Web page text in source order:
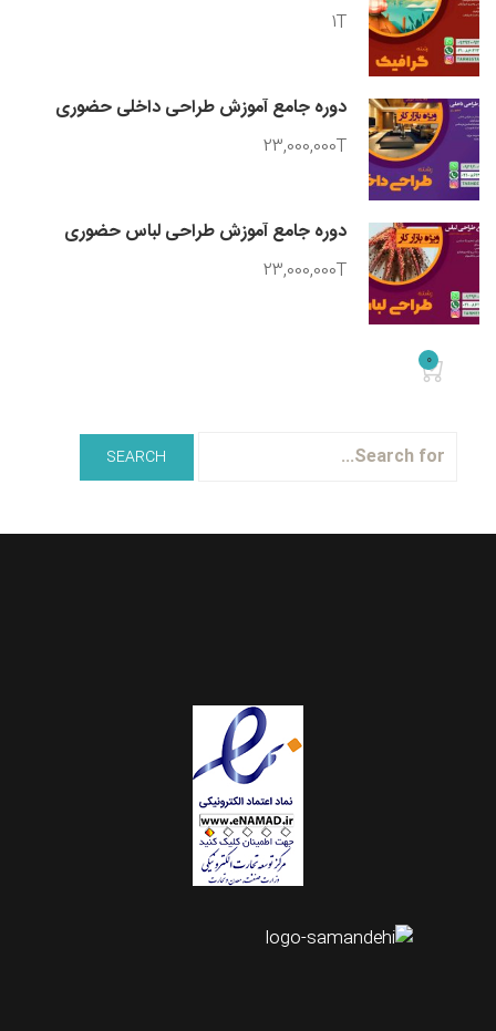
1T
دوره جامع آموزش طراحی داخلی حضوری
23,000,000T
دوره جامع آموزش طراحی لباس حضوری
23,000,000T
0